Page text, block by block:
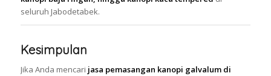
seluruh Jabodetabek.
Kesimpulan
Jika Anda mencari jasa pemasangan kanopi galvalum di